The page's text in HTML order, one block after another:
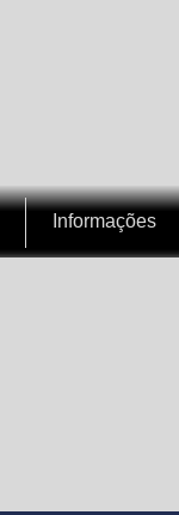
Informações